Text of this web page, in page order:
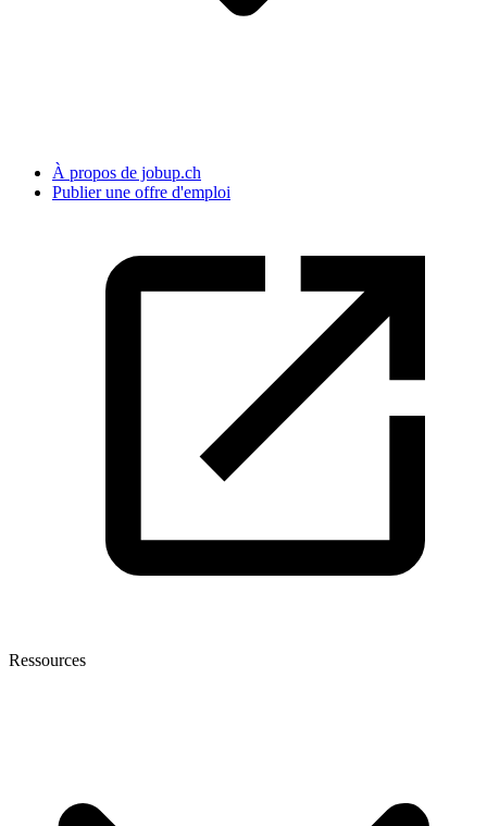
À propos de jobup.ch
Publier une offre d'emploi
Ressources